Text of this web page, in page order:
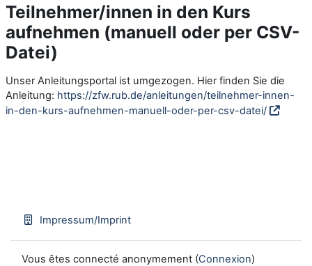
Teilnehmer/innen in den Kurs
aufnehmen (manuell oder per CSV-
Datei)
Unser Anleitungsportal ist umgezogen. Hier finden Sie die
Anleitung: https://zfw.rub.de/anleitungen/teilnehmer-innen-
in-den-kurs-aufnehmen-manuell-oder-per-csv-datei/
Impressum/Imprint
Vous êtes connecté anonymement (Connexion)